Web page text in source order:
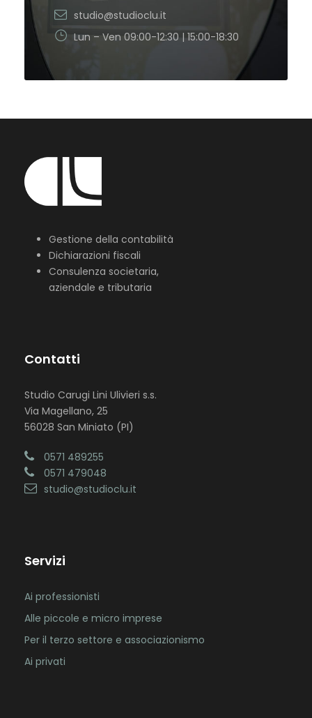
studio@studioclu.it
Lun – Ven 09:00-12:30 | 15:00-18:30
Gestione della contabilità
Dichiarazioni fiscali
Consulenza societaria,
aziendale e tributaria
Contatti
Studio Carugi Lini Ulivieri s.s.
Via Magellano, 25
56028 San Miniato (PI)
0571 489255
0571 479048
studio@studioclu.it
Servizi
Ai professionisti
Alle piccole e micro imprese
Per il terzo settore e associazionismo
Ai privati